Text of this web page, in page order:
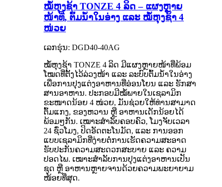
ໝໍ້ຫຸງຊ້າ TONZE 4 ລິດ – ແຜງຫຼາຍ
ໜ້າທີ່, ຕົ້ມນ້ຳໃນອ່າງ ແລະ ໝໍ້ຫຸງຊ້າ 4
ໜ່ວຍ
ເລກຮຸ່ນ: DGD40-40AG
ໝໍ້ຫຸງຊ້າ TONZE 4 ລິດ ມີແຜງຫຼາຍໜ້າທີ່ພ້ອມ
ໂໝດທີ່ຕັ້ງໄວ້ລ່ວງໜ້າ ແລະ ລະບົບຕົ້ມນ້ຳໃນອ່າງ
ເພື່ອການປຸງແຕ່ງອາຫານທີ່ອ່ອນໂຍນ ແລະ ຮັກສາ
ສານອາຫານ. ປະກອບມີໝໍ້ພາຍໃນເຊລາມິກ
ຂະໜາດນ້ອຍ 4 ໜ່ວຍ, ມັນຊ່ວຍໃຫ້ທ່ານສາມາດ
ຕົ້ມແກງ, ຂອງຫວານ ຫຼື ອາຫານເດັກນ້ອຍໄດ້
ພ້ອມໆກັນ. ເໝາະສຳລັບຄອບຄົວ, ໂມງຈັບເວລາ
24 ຊົ່ວໂມງ, ປິດອັດຕະໂນມັດ, ແລະ ການອອກ
ແບບເຊລາມິກທີ່ງ່າຍຕໍ່ການເຮັດຄວາມສະອາດ
ຮັບປະກັນຄວາມສະດວກສະບາຍ ແລະ ຄວາມ
ປອດໄພ. ເໝາະສຳລັບການປຸງແຕ່ງອາຫານເປັນ
ຊຸດ ຫຼື ອາຫານຫຼາຍຈານດ້ວຍຄວາມພະຍາຍາມ
ໜ້ອຍທີ່ສຸດ.